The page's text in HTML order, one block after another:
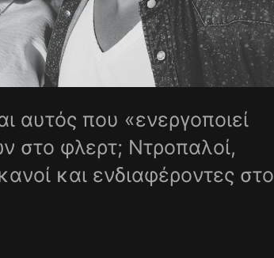
αυτός που «ενεργοποιεί
στο φλερτ; Ντροπαλοί,
και ενδιαφέροντες στο